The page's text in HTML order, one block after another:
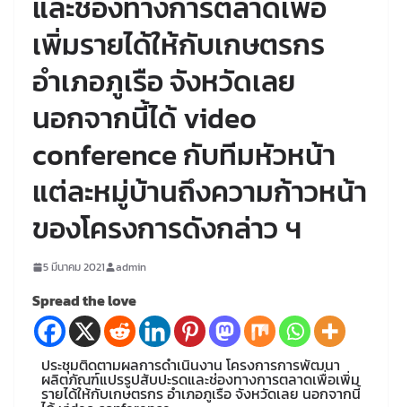
เพิ่มรายได้ให้กับเกษตรกร
อำเภอภูเรือ จังหวัดเลย
นอกจากนี้ได้ video
conference กับทีมหัวหน้า
แต่ละหมู่บ้านถึงความก้าวหน้า
ของโครงการดังกล่าว ฯ
5 มีนาคม 2021 admin
Spread the love
ประชุมติดตามผลการดำเนินงาน โครงการการพัฒนา
ผลิตภัณฑ์แปรรูปสับปะรดและช่องทางการตลาดเพื่อเพิ่ม
รายได้ให้กับเกษตรกร อำเภอภูเรือ จังหวัดเลย นอกจากนี้